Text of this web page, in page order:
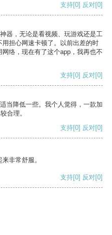
支持[0] 反对[0]
器，无论是看视频、玩游戏还是工
担心网速卡顿了。以前出差的时
络，现在有了这个app，我再也不
支持[0] 反对[0]
当降低一些。我个人觉得，一款加
合理。
支持[0] 反对[0]
非常舒服。
支持[0] 反对[0]